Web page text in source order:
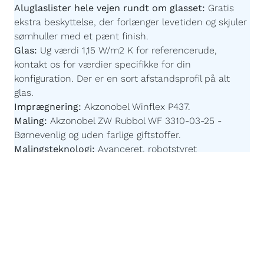
Aluglaslister hele vejen rundt om glasset: Gratis
ekstra beskyttelse, der forlænger levetiden og skjuler
sømhuller med et pænt finish.
Glas: Ug værdi 1,15 W/m2 K for referencerude,
kontakt os for værdier specifikke for din
konfiguration. Der er en sort afstandsprofil på alt
glas.
Imprægnering: Akzonobel Winflex P437.
Maling: Akzonobel ZW Rubbol WF 3310-03-25 -
Børnevenlig og uden farlige giftstoffer.
Malingsteknologi: Avanceret, robotstyret